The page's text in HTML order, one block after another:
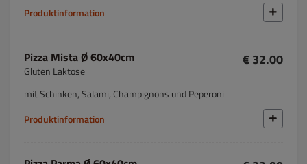
Produktinformation
Pizza Mista Ø 60x40cm
Gluten Laktose
€ 32.00
mit Schinken, Salami, Champignons und Peperoni
Produktinformation